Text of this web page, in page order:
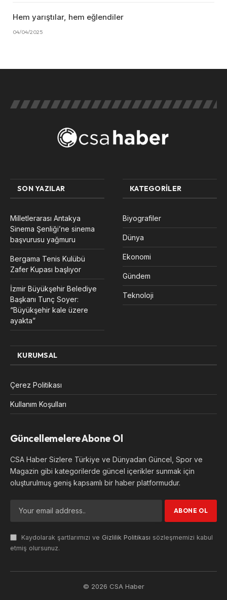
Hem yarıştılar, hem eğlendiler
04/04/2025
SON YAZILAR
Milletlerarası Antakya
Sinema Şenliği’ne sinema
başvurusu yağmuru
Bergama Tenis Kulübü
Zafer Kupası başlıyor
İzmir Büyükşehir Belediye
Başkanı Tunç Soyer:
“Büyükşehir kale üzere
ayakta”
KATEGORILER
Biyografiler
Dünya
Ekonomi
Gündem
Teknoloji
KURUMSAL
Çerez Politikası
Kullanım Koşulları
Güncellemelere Abone Ol
CSA Haber Sizlere Türkiye ve Dünyadan Güncel, Spor ve
Magazin gibi kategorilerde güncel içerikler sunmak için
oluşturulmuş geniş kapsamlı bir haber platformudur.
Kaydolarak şartlarımızı ve Gizlilik Politikası sözleşmemizi kabul
etmiş olursunuz.
© 2026 CSA Haber